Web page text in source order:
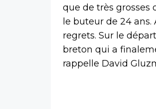
que de très grosses
le buteur de 24
regrets. Sur le
breton qui a
rappelle David